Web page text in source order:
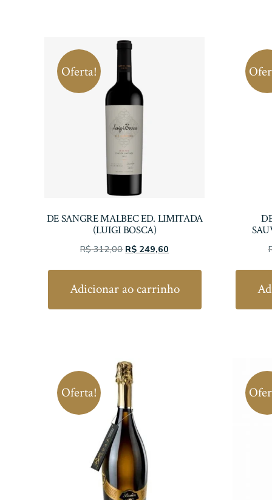
Oferta!
DE SANGRE MALBEC ED. LIMITADA
(LUIGI BOSCA)
R$312,00 O
era:
R$ 312,00.
R$ 249,60
é:
R$ 249,60.
Adicionar ao carrinho
Oferta!